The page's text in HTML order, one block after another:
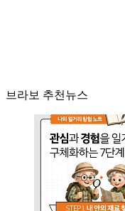
브라보 추천뉴스